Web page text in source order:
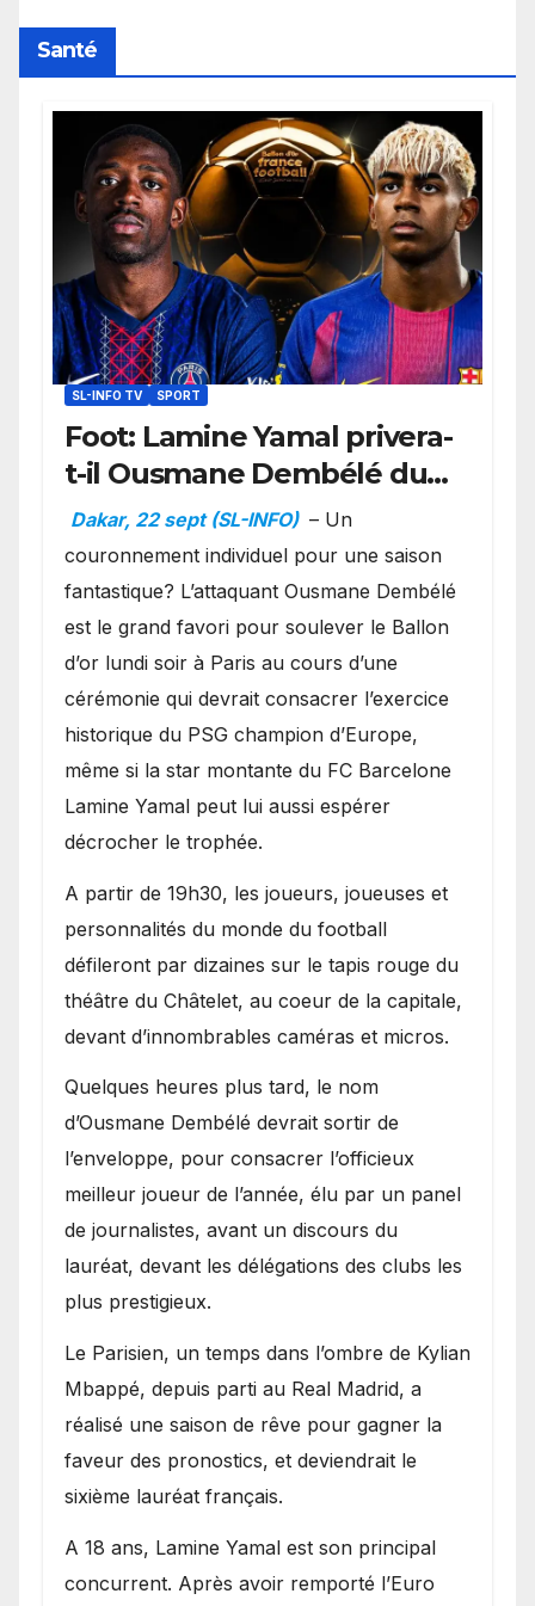
Santé
SL-INFO TV SPORT
Foot: Lamine Yamal privera-
t-il Ousmane Dembélé du
Ballon d’or ?
Dakar, 22 sept (SL-INFO) – Un
couronnement individuel pour une saison
fantastique? L’attaquant Ousmane Dembélé
est le grand favori pour soulever le Ballon
d’or lundi soir à Paris au cours d’une
cérémonie qui devrait consacrer l’exercice
historique du PSG champion d’Europe,
même si la star montante du FC Barcelone
Lamine Yamal peut lui aussi espérer
décrocher le trophée.
A partir de 19h30, les joueurs, joueuses et
personnalités du monde du football
défileront par dizaines sur le tapis rouge du
théâtre du Châtelet, au coeur de la capitale,
devant d’innombrables caméras et micros.
Quelques heures plus tard, le nom
d’Ousmane Dembélé devrait sortir de
l’enveloppe, pour consacrer l’officieux
meilleur joueur de l’année, élu par un panel
de journalistes, avant un discours du
lauréat, devant les délégations des clubs les
plus prestigieux.
Le Parisien, un temps dans l’ombre de Kylian
Mbappé, depuis parti au Real Madrid, a
réalisé une saison de rêve pour gagner la
faveur des pronostics, et deviendrait le
sixième lauréat français.
A 18 ans, Lamine Yamal est son principal
concurrent. Après avoir remporté l’Euro